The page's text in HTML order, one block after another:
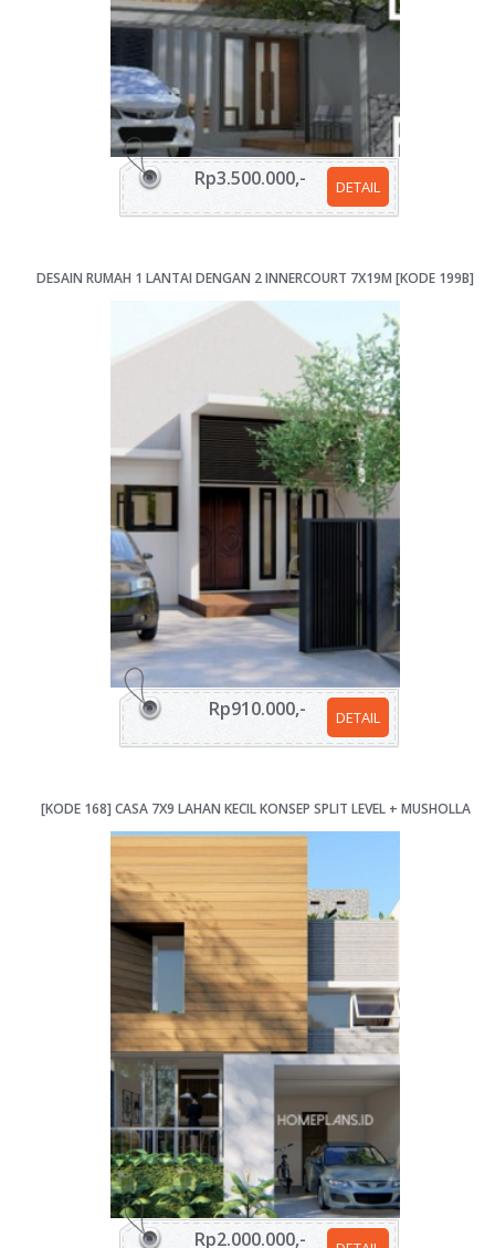
DETAIL
Rp3.500.000,-
DESAIN RUMAH 1 LANTAI DENGAN 2 INNERCOURT 7X19M [KODE 199B]
DETAIL
Rp910.000,-
[KODE 168] CASA 7X9 LAHAN KECIL KONSEP SPLIT LEVEL + MUSHOLLA
Rp2.000.000,-